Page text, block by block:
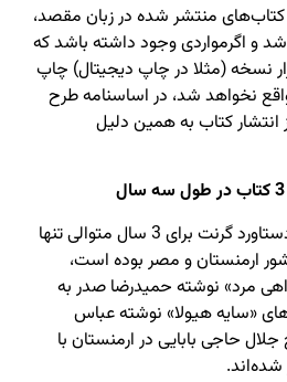
منتشر شده در زبان مقصد،‌
و اگرمواردی وجود داشته باشد که
نسخه (مثلا در چاپ دیجیتال) چاپ
نخواهد شد،‌ در اساسنامه طرح
کتاب به همین دلیل
به عبارت دیگر باید گفت،‌ دستاورد گرنت برای 3 سال متوالی تنها
در کشور ارمنستان و مصر بوده است،‌
مرد»‌ نوشته حمیدرضا صدر به
«سایه هیولا» نوشته عباس
حاجی بابایی در ارمنستان با